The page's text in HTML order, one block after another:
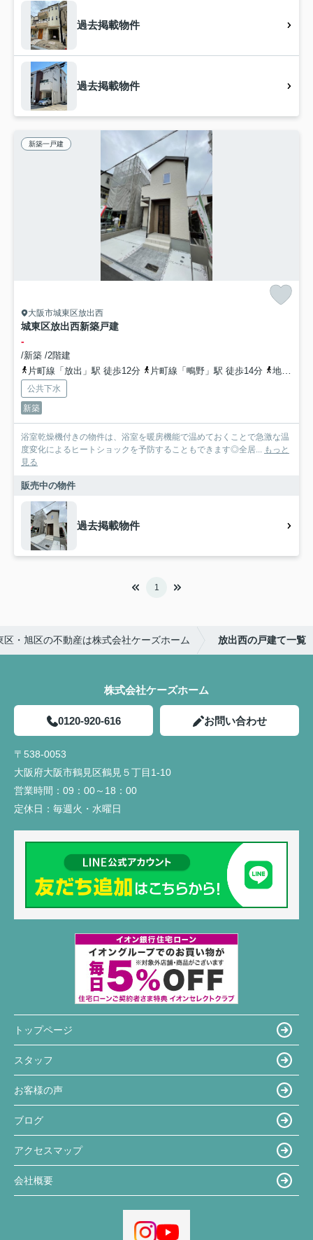
過去掲載物件
過去掲載物件
新築一戸建
大阪市城東区放出西
城東区放出西新築戸建
-
/新築 /2階建
片町線「放出」駅 徒歩12分
片町線「鴫野」駅 徒歩14分 地下鉄長堀鶴見緑地「蒲生四丁目」駅 徒歩18分
公共下水
新築
浴室乾燥機付きの物件は、浴室を暖房機能で温めておくことで急激な温
度変化によるヒートショックを予防することもできます◎全居... もっと
見る
販売中の物件
過去掲載物件
1
区・旭区の不動産は株式会社ケーズホーム 放出西の戸建て一覧
株式会社ケーズホーム
0120-920-616 お問い合わせ
〒538-0053
大阪府大阪市鶴見区鶴見５丁目1-10
営業時間： 09：00～18：00
定休日： 毎週火・水曜日
トップページ
スタッフ
お客様の声
ブログ
アクセスマップ
会社概要